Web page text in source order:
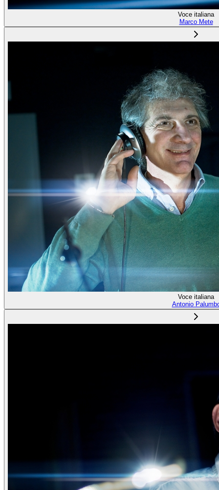
Voce italiana
Marco Mete
Voce italiana
Antonio